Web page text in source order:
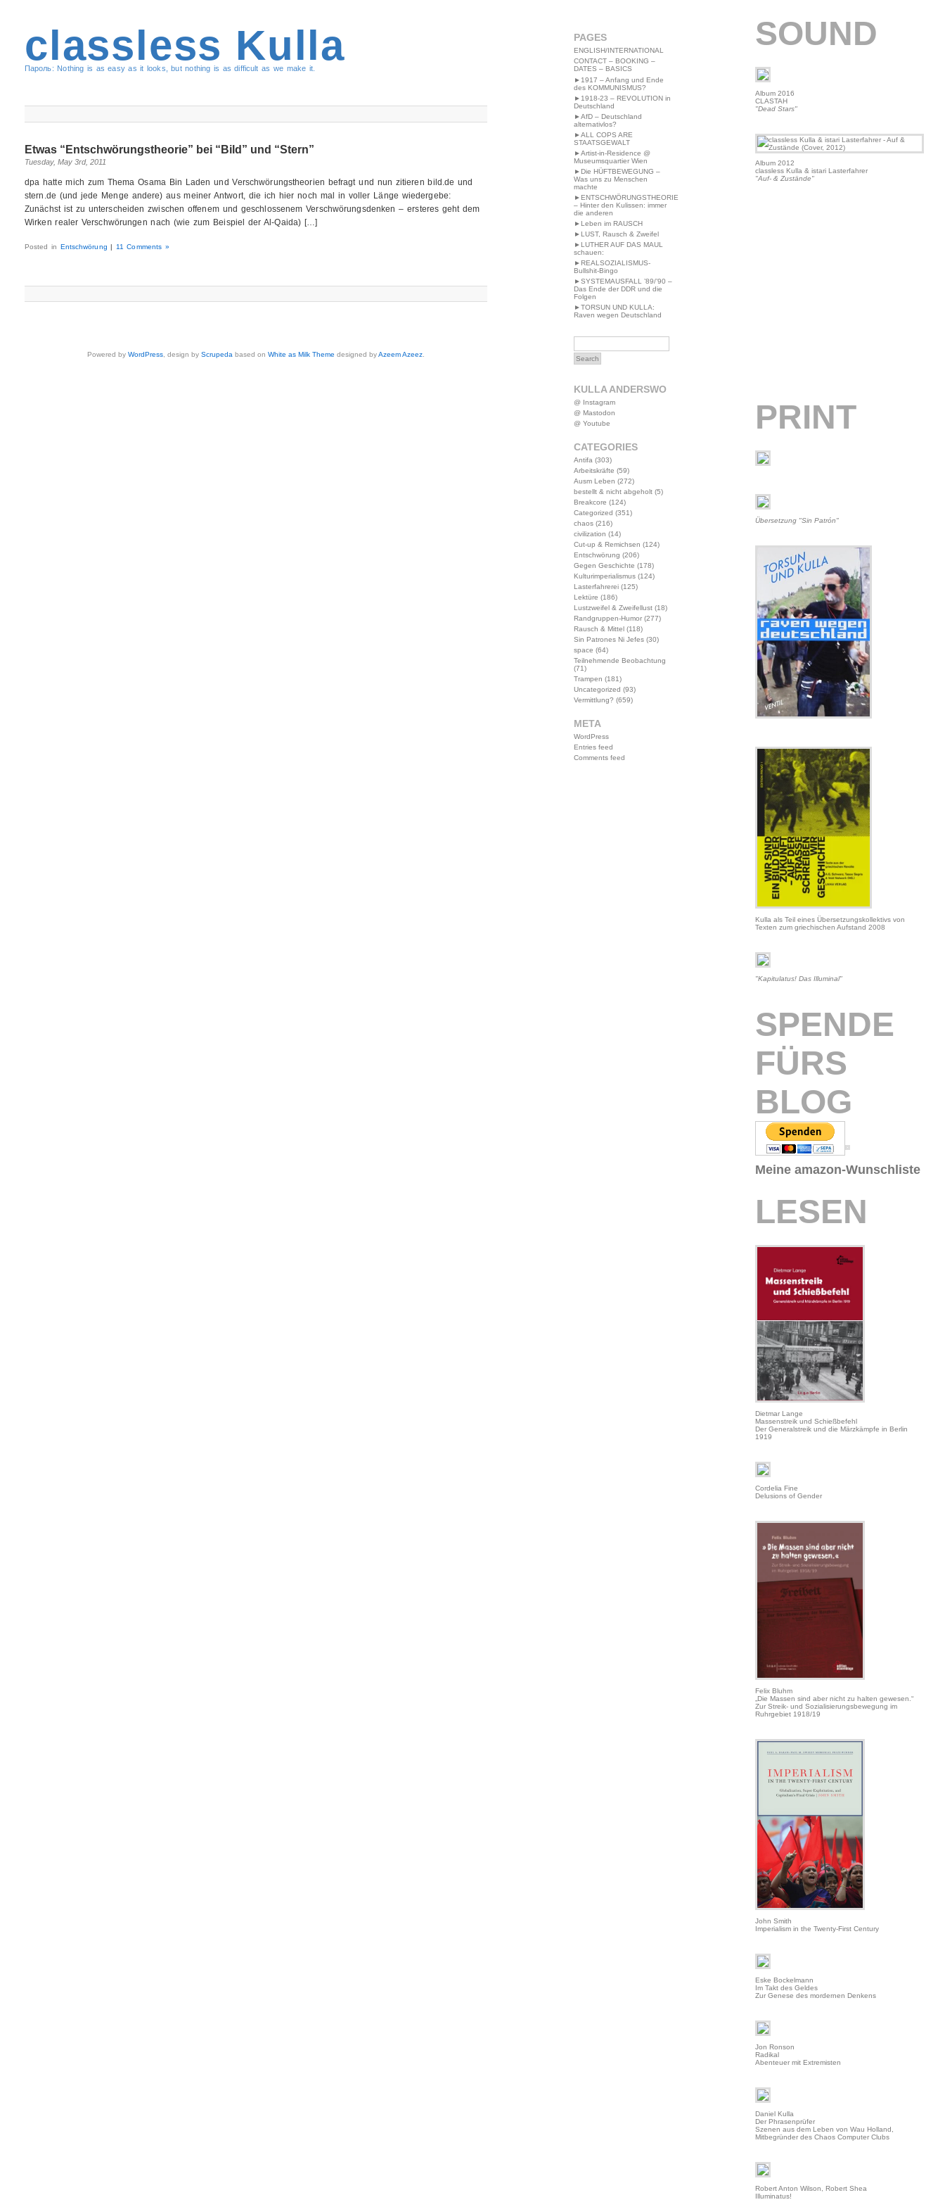
classless Kulla
Пароль: Nothing is as easy as it looks, but nothing is as difficult as we make it.
Etwas “Entschwörungstheorie” bei “Bild” und “Stern”
Tuesday, May 3rd, 2011
dpa hatte mich zum Thema Osama Bin Laden und Verschwörungstheorien befragt und nun zitieren bild.de und
stern.de (und jede Menge andere) aus meiner Antwort, die ich hier noch mal in voller Länge wiedergebe:
Zunächst ist zu unterscheiden zwischen offenem und geschlossenem Verschwörungsdenken – ersteres geht dem
Wirken realer Verschwörungen nach (wie zum Beispiel der Al-Qaida) […]
Posted in Entschwörung | 11 Comments »
Powered byWordPress , design byScrupeda based onWhite as Milk Theme designed byAzeem Azeez
PAGES
ENGLISH/INTERNATIONAL
CONTACT – BOOKING –
DATES – BASICS
►1917 – Anfang und Ende
des KOMMUNISMUS?
►1918-23 – REVOLUTION in
Deutschland
►AfD – Deutschland
alternativlos?
►ALL COPS ARE
STAATSGEWALT
►Artist-in-Residence @
Museumsquartier Wien
►Die HÜFTBEWEGUNG –
Was uns zu Menschen
machte
►ENTSCHWÖRUNGSTHEORIE
– Hinter den Kulissen: immer
die anderen
►Leben im RAUSCH
►LUST, Rausch & Zweifel
►LUTHER AUF DAS MAUL
schauen:
►REALSOZIALISMUS-
Bullshit-Bingo
►SYSTEMAUSFALL ’89/’90 –
Das Ende der DDR und die
Folgen
►TORSUN UND KULLA:
Raven wegen Deutschland
KULLA ANDERSWO
@ Instagram
@ Mastodon
@ Youtube
CATEGORIES
Antifa (303)
Arbeitskräfte (59)
Ausm Leben (272)
bestellt & nicht abgeholt(5)
Breakcore (124)
Categorized (351)
chaos(216)
civilization (14)
Cut-up & Remichsen (124)
Entschwörung (206)
Gegen Geschichte (178)
Kulturimperialismus(124)
Lasterfahrerei(125)
Lektüre (186)
Lustzweifel & Zweifellust(18)
Randgruppen-Humor(277)
Rausch & Mittel(118)
Sin Patrones Ni Jefes(30)
space (64)
Teilnehmende Beobachtung
(71)
Trampen (181)
Uncategorized (93)
Vermittlung? (659)
META
WordPress
Entries feed
Comments feed
SOUND
Album 2016
CLASTAH
"Dead Stars"
Album 2012
classless Kulla & istari Lasterfahrer
"Auf- & Zustände"
PRINT
Übersetzung "Sin Patrón"
Kulla als Teil eines Übersetzungskollektivs von
Texten zum griechischen Aufstand 2008
"Kapitulatus! Das Illuminal"
SPENDE
FÜRS
BLOG
Meine amazon-Wunschliste
LESEN
Dietmar Lange
Massenstreik und Schießbefehl
Der Generalstreik und die Märzkämpfe in Berlin
1919
Cordelia Fine
Delusions of Gender
Felix Bluhm
„Die Massen sind aber nicht zu halten gewesen.“
Zur Streik- und Sozialisierungsbewegung im
Ruhrgebiet 1918/19
John Smith
Imperialism in the Twenty-First Century
Eske Bockelmann
Im Takt des Geldes
Zur Genese des mordernen Denkens
Jon Ronson
Radikal
Abenteuer mit Extremisten
Daniel Kulla
Der Phrasenprüfer
Szenen aus dem Leben von Wau Holland,
Mitbegründer des Chaos Computer Clubs
Robert Anton Wilson, Robert Shea
Illuminatus!